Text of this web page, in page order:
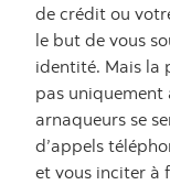
de crédit ou
le but de vous
identité. Mais la
pas uniquement
arnaqueurs se
d’appels
et vous inciter à